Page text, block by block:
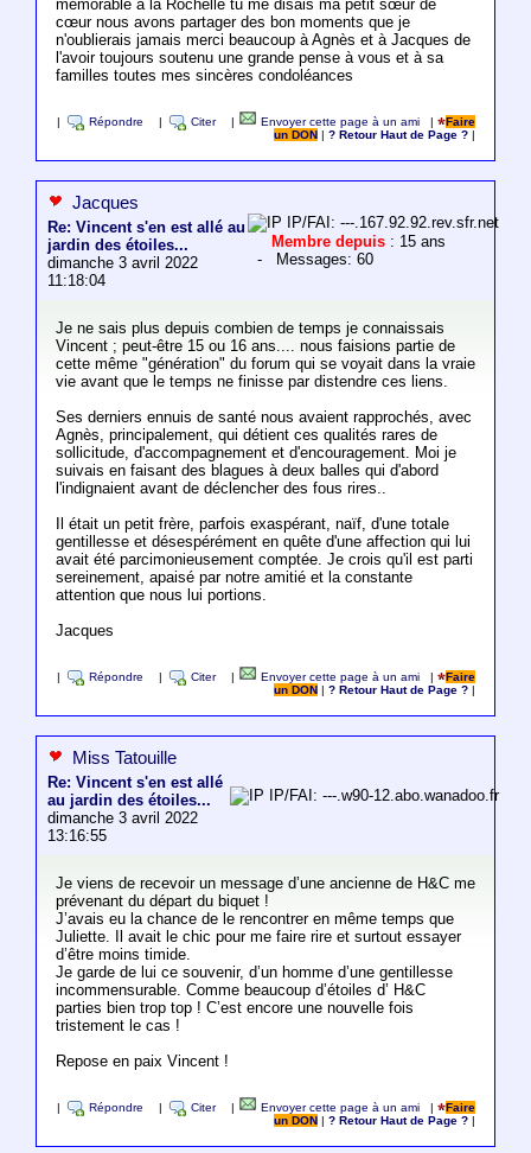
mémorable à la Rochelle tu me disais ma petit sœur de
cœur nous avons partager des bon moments que je
n'oublierais jamais merci beaucoup à Agnès et à Jacques de
l'avoir toujours soutenu une grande pense à vous et à sa
familles toutes mes sincères condoléances
Répondre Citer Envoyer cette page à un ami |
Faire
un DON
|? Retour Haut de Page ?
Jacques
Re: Vincent s'en est allé au
jardin des étoiles...
dimanche 3 avril 2022
11:18:04
IP/FAI: ---.167.92.92.rev.sfr.net
Membre depuis : 15 ans
- Messages: 60
Je ne sais plus depuis combien de temps je connaissais
Vincent ; peut-être 15 ou 16 ans.... nous faisions partie de
cette même "génération" du forum qui se voyait dans la vraie
vie avant que le temps ne finisse par distendre ces liens.
Ses derniers ennuis de santé nous avaient rapprochés, avec
Agnès, principalement, qui détient ces qualités rares de
sollicitude, d'accompagnement et d'encouragement. Moi je
suivais en faisant des blagues à deux balles qui d'abord
l'indignaient avant de déclencher des fous rires..
Il était un petit frère, parfois exaspérant, naïf, d'une totale
gentillesse et désespérément en quête d'une affection qui lui
avait été parcimonieusement comptée. Je crois qu'il est parti
sereinement, apaisé par notre amitié et la constante
attention que nous lui portions.
Jacques
Répondre Citer Envoyer cette page à un ami |
Faire
un DON
|? Retour Haut de Page ?
Miss Tatouille
Re: Vincent s'en est allé
au jardin des étoiles...
dimanche 3 avril 2022
13:16:55
IP/FAI: ---.w90-12.abo.wanadoo.fr
Je viens de recevoir un message d’une ancienne de H&C me
prévenant du départ du biquet !
J’avais eu la chance de le rencontrer en même temps que
Juliette. Il avait le chic pour me faire rire et surtout essayer
d’être moins timide.
Je garde de lui ce souvenir, d’un homme d’une gentillesse
incommensurable. Comme beaucoup d’étoiles d’ H&C
parties bien trop top ! C’est encore une nouvelle fois
tristement le cas !
Repose en paix Vincent !
Répondre Citer Envoyer cette page à un ami |
Faire
un DON
|? Retour Haut de Page ?